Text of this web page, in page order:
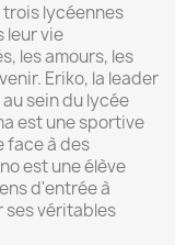
lycéennes
leur vie
les amours, les
Eriko, la leader
sein du lycée
est une sportive
face à des
est une élève
d'entrée à
ses véritables